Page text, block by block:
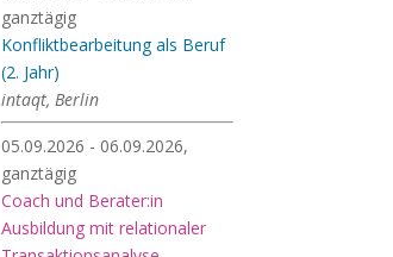
ganztägig
Konfliktbearbeitung als Beruf
(2. Jahr)
intaqt, Berlin
05.09.2026 - 06.09.2026,
ganztägig
Coach und Berater:in
Ausbildung mit relationaler